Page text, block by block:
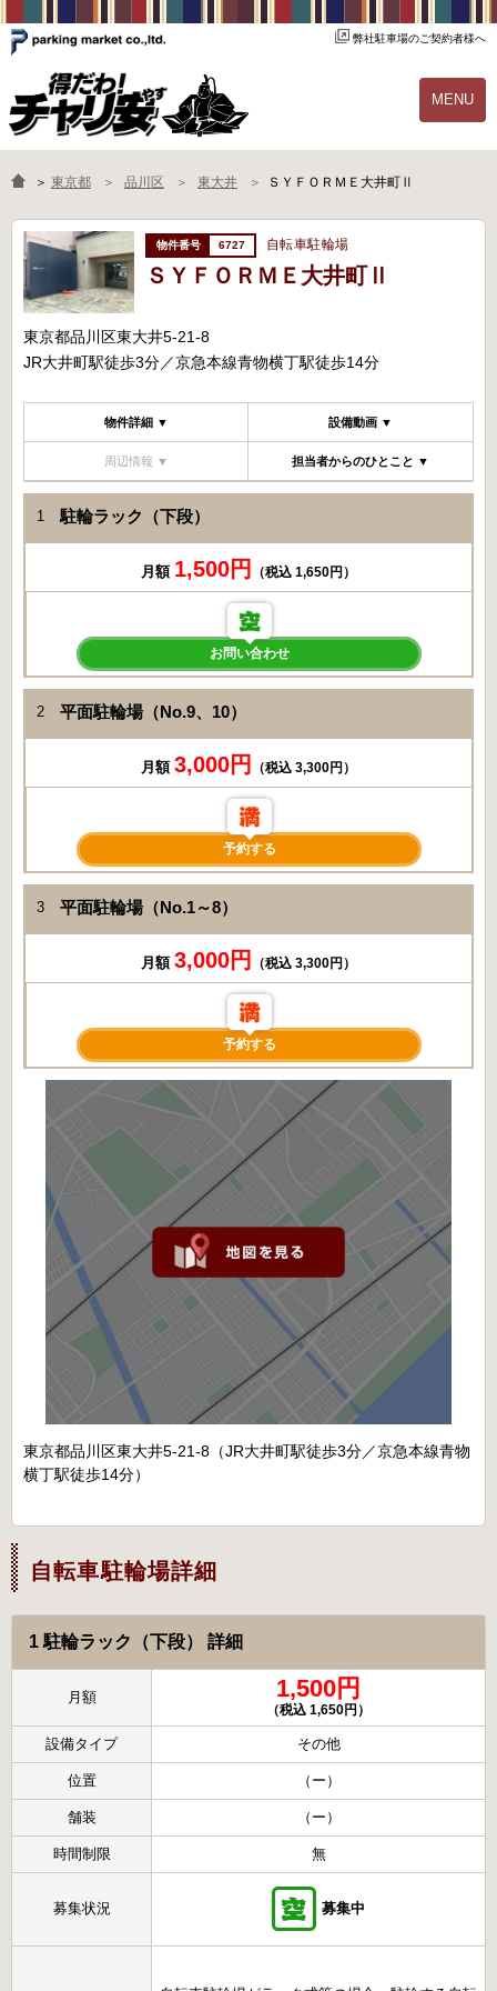
弊社駐車場のご契約者様へ
MENU
物件一覧 ご契約の流れ
よくあるご質問 駐輪場オーナー様へ
＞ 東京都 品川区 東大井 ＳＹＦＯＲＭＥ大井町Ⅱ
6727 自転車駐輪場
ＳＹＦＯＲＭＥ大井町Ⅱ
東京都品川区東大井5-21-8
JR大井町駅徒歩3分／京急本線青物横丁駅徒歩14分
物件詳細 ▼ 設備動画 ▼
周辺情報 ▼ 担当者からのひとこと ▼
1 駐輪ラック（下段）
月額 1,500円 （税込 1,650円）
お問い合わせ
2 平面駐輪場（No.9、10）
月額 3,000円 （税込 3,300円）
予約する
3 平面駐輪場（No.1～8）
月額 3,000円 （税込 3,300円）
予約する
東京都品川区東大井5-21-8（JR大井町駅徒歩3分／京急本線青物
横丁駅徒歩14分）
自転車駐輪場詳細
1 駐輪ラック（下段） 詳細
月額 1,500円
（税込 1,650円）
設備タイプ その他
位置 （ー）
舗装 （ー）
時間制限 無
募集状況 募集中